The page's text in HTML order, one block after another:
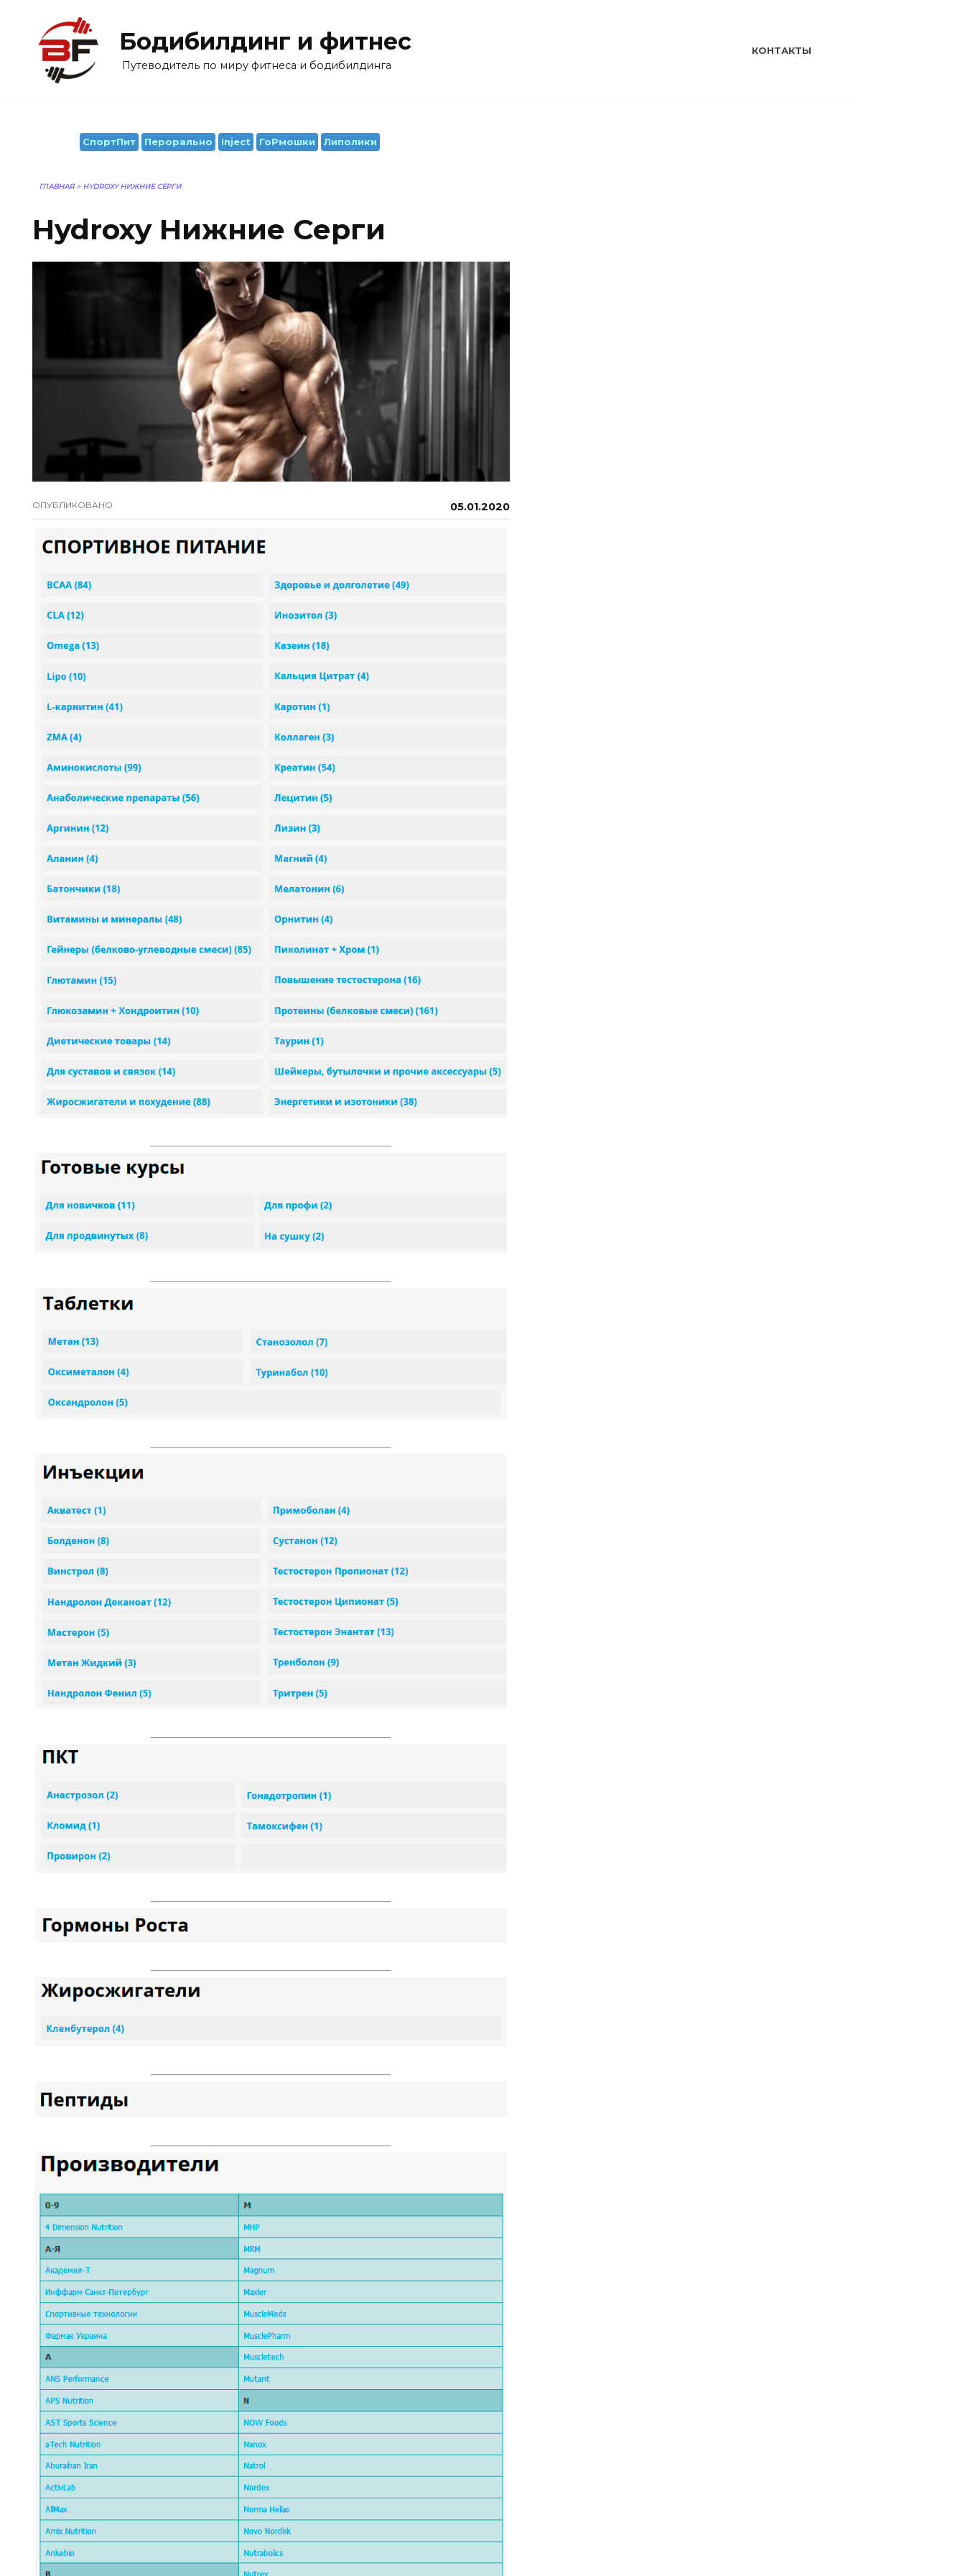
содержанию
Бодибилдинг и фитнес
Путеводитель по миру фитнеса и бодибилдинга
КОНТАКТЫ
СпортПит Перорально Inject ГоРмошки Липолики
ГЛАВНАЯ > HYDROXY НИЖНИЕ СЕРГИ
Hydroxy Нижние Серги
ОПУБЛИКОВАНО 05.01.2020